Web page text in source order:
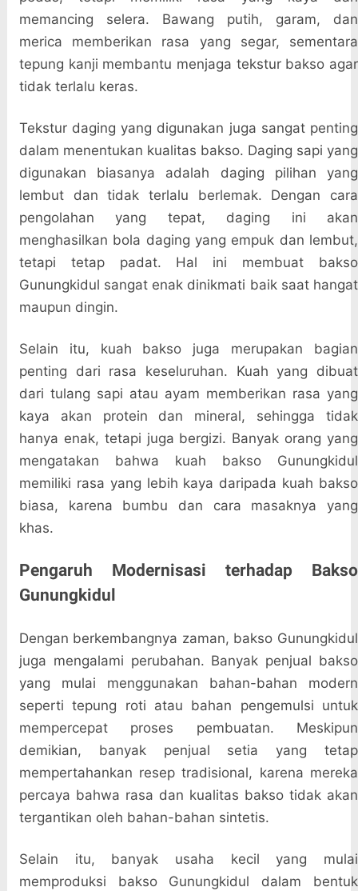
memancing selera. Bawang putih, garam, dan
merica memberikan rasa yang segar, sementara
tepung kanji membantu menjaga tekstur bakso agar
tidak terlalu keras.
Tekstur daging yang digunakan juga sangat penting
dalam menentukan kualitas bakso. Daging sapi yang
digunakan biasanya adalah daging pilihan yang
lembut dan tidak terlalu berlemak. Dengan cara
pengolahan yang tepat, daging ini akan
menghasilkan bola daging yang empuk dan lembut,
tetapi tetap padat. Hal ini membuat bakso
Gunungkidul sangat enak dinikmati baik saat hangat
maupun dingin.
Selain itu, kuah bakso juga merupakan bagian
penting dari rasa keseluruhan. Kuah yang dibuat
dari tulang sapi atau ayam memberikan rasa yang
kaya akan protein dan mineral, sehingga tidak
hanya enak, tetapi juga bergizi. Banyak orang yang
mengatakan bahwa kuah bakso Gunungkidul
memiliki rasa yang lebih kaya daripada kuah bakso
biasa, karena bumbu dan cara masaknya yang
khas.
Pengaruh Modernisasi terhadap Bakso
Gunungkidul
Dengan berkembangnya zaman, bakso Gunungkidul
juga mengalami perubahan. Banyak penjual bakso
yang mulai menggunakan bahan-bahan modern
seperti tepung roti atau bahan pengemulsi untuk
mempercepat proses pembuatan. Meskipun
demikian, banyak penjual setia yang tetap
mempertahankan resep tradisional, karena mereka
percaya bahwa rasa dan kualitas bakso tidak akan
tergantikan oleh bahan-bahan sintetis.
Selain itu, banyak usaha kecil yang mulai
memproduksi bakso Gunungkidul dalam bentuk